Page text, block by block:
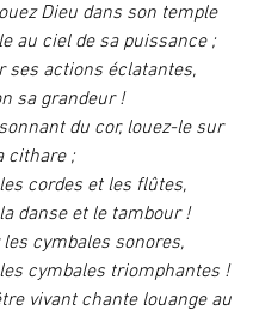
Dieu dans son temple
au ciel de sa puissance ;
ses actions éclatantes,
sa grandeur !
du cor, louez-le sur
cithare ;
cordes et les flûtes,
danse et le tambour !
cymbales sonores,
cymbales triomphantes !
vivant chante louange au